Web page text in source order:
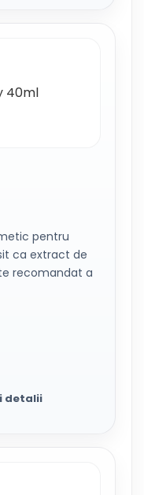
pentru
ca extract de
recomandat a
detalii